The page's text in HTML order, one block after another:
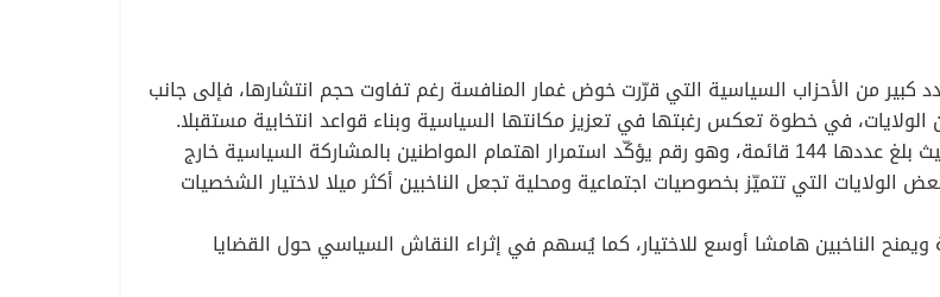
كبير من الأحزاب السياسية التي قرّرت خوض غمار المنافسة رغم تفاوت حجم انتشارها، فإلى جانب
في خطوة تعكس رغبتها في تعزيز مكانتها السياسية وبناء قواعد انتخابية مستقبلا.
كما يبرز حضور القوائم الحرّة كعنصر مهم في المشهد الانتخابي، حيث بلغ عددها 144 قائمة، وهو رقم يؤكّد استمرار اهتمام المواطنين بالمشاركة السياسية خارج
الولايات التي تتميّز بخصوصيات اجتماعية ومحلية تجعل الناخبين أكثر ميلا لاختيار الشخصيات
الناخبين هامشا أوسع للاختيار، كما يُسهم في إثراء النقاش السياسي حول القضايا